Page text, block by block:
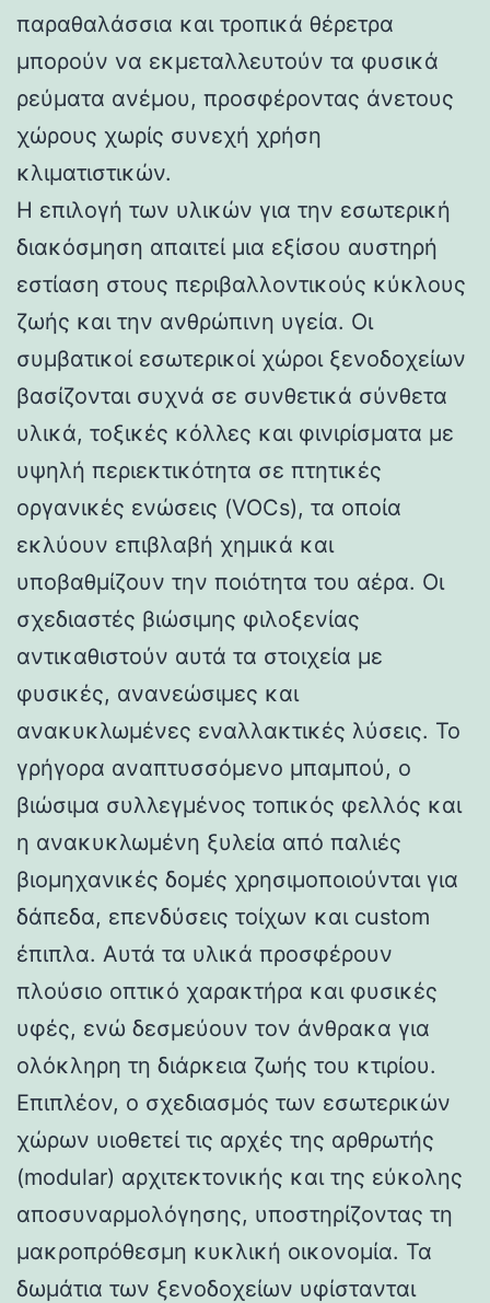
παραθαλάσσια και τροπικά θέρετρα
μπορούν να εκμεταλλευτούν τα φυσικά
ρεύματα ανέμου, προσφέροντας άνετους
χώρους χωρίς συνεχή χρήση
κλιματιστικών.
Η επιλογή των υλικών για την εσωτερική
διακόσμηση απαιτεί μια εξίσου αυστηρή
εστίαση στους περιβαλλοντικούς κύκλους
ζωής και την ανθρώπινη υγεία. Οι
συμβατικοί εσωτερικοί χώροι ξενοδοχείων
βασίζονται συχνά σε συνθετικά σύνθετα
υλικά, τοξικές κόλλες και φινιρίσματα με
υψηλή περιεκτικότητα σε πτητικές
οργανικές ενώσεις (VOCs), τα οποία
εκλύουν επιβλαβή χημικά και
υποβαθμίζουν την ποιότητα του αέρα. Οι
σχεδιαστές βιώσιμης φιλοξενίας
αντικαθιστούν αυτά τα στοιχεία με
φυσικές, ανανεώσιμες και
ανακυκλωμένες εναλλακτικές λύσεις. Το
γρήγορα αναπτυσσόμενο μπαμπού, ο
βιώσιμα συλλεγμένος τοπικός φελλός και
η ανακυκλωμένη ξυλεία από παλιές
βιομηχανικές δομές χρησιμοποιούνται για
δάπεδα, επενδύσεις τοίχων και custom
έπιπλα. Αυτά τα υλικά προσφέρουν
πλούσιο οπτικό χαρακτήρα και φυσικές
υφές, ενώ δεσμεύουν τον άνθρακα για
ολόκληρη τη διάρκεια ζωής του κτιρίου.
Επιπλέον, ο σχεδιασμός των εσωτερικών
χώρων υιοθετεί τις αρχές της αρθρωτής
(modular) αρχιτεκτονικής και της εύκολης
αποσυναρμολόγησης, υποστηρίζοντας τη
μακροπρόθεσμη κυκλική οικονομία. Τα
δωμάτια των ξενοδοχείων υφίστανται